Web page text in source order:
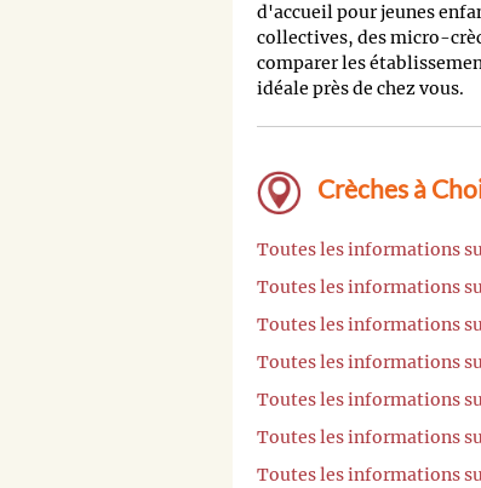
d'accueil pour jeunes
collectives, des micro-
comparer les
idéale près de chez vous.
Crèches à
Toutes les informations
Toutes les informations
Toutes les informations
Toutes les informations
Toutes les informations
Toutes les informations
Toutes les informations